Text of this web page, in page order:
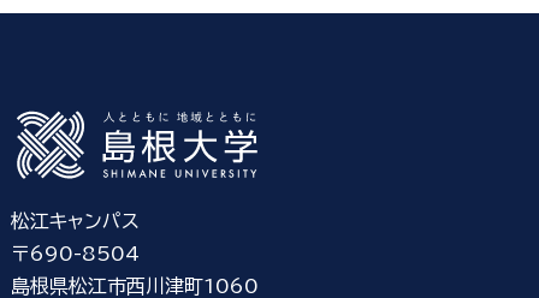
松江キャンパス
〒690-8504
島根県松江市西川津町1060